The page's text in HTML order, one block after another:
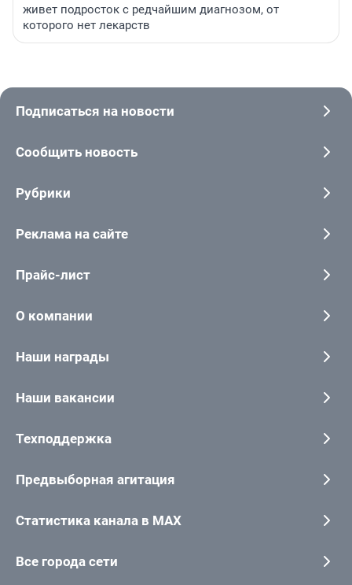
живет подросток с редчайшим диагнозом, от
которого нет лекарств
Подписаться на новости
Сообщить новость
Рубрики
Реклама на сайте
Прайс-лист
О компании
Наши награды
Наши вакансии
Техподдержка
Предвыборная агитация
Статистика канала в MAX
Все города сети